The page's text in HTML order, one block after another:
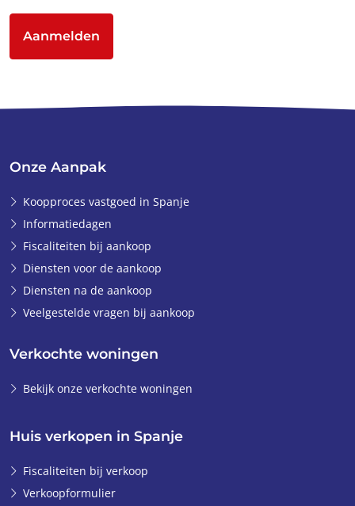
Aanmelden
Onze Aanpak
Koopproces vastgoed in Spanje
Informatiedagen
Fiscaliteiten bij aankoop
Diensten voor de aankoop
Diensten na de aankoop
Veelgestelde vragen bij aankoop
Verkochte woningen
Bekijk onze verkochte woningen
Huis verkopen in Spanje
Fiscaliteiten bij verkoop
Verkoopformulier